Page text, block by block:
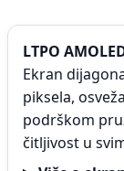
LTPO
Ekran
piksela,
podrškom
čitljivost u